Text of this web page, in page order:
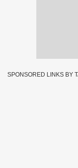
SPONSORED LINKS BY